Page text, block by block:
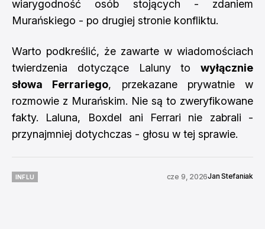
wiarygodność osób stojących - zdaniem
Murańskiego - po drugiej stronie konfliktu.
Warto podkreślić, że zawarte w wiadomościach
twierdzenia dotyczące Laluny to wyłącznie
słowa Ferrariego, przekazane prywatnie w
rozmowie z Murańskim. Nie są to zweryfikowane
fakty. Laluna, Boxdel ani Ferrari nie zabrali -
przynajmniej dotychczas - głosu w tej sprawie.
INFLU
cze 9, 2026Jan Stefaniak